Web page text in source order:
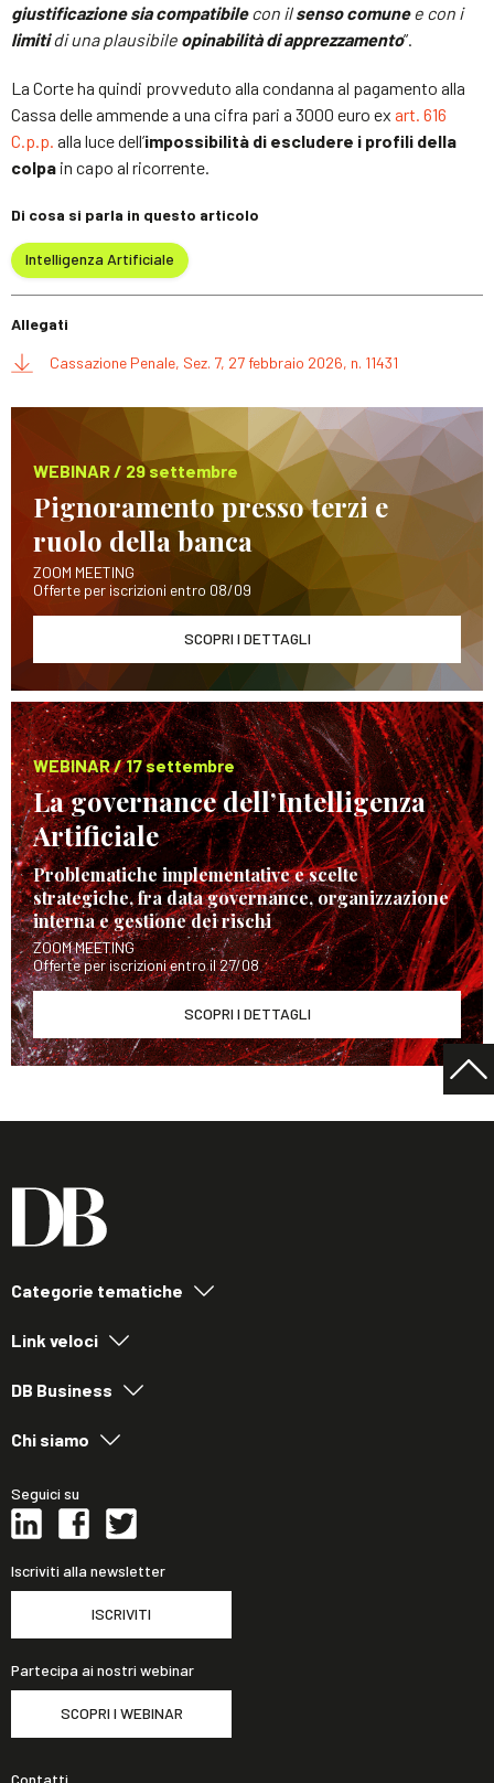
giustificazione sia compatibilecon ilsenso comunee con i
limitidi una plausibile opinabilità di apprezzamento”.
La Corte ha quindi provveduto alla condanna al pagamento alla
Cassa delle ammende a una cifra pari a 3000 euro ex art. 616
C.p.p. alla luce dell’impossibilità di escludere i profili della
colpa in capo al ricorrente.
Di cosa si parla in questo articolo
Intelligenza Artificiale
Allegati
Cassazione Penale, Sez. 7, 27 febbraio 2026, n. 11431
WEBINAR / 29 settembre
Pignoramento presso terzi e
ruolo della banca
ZOOM MEETING
Offerte per iscrizioni entro 08/09
SCOPRI I DETTAGLI
WEBINAR / 17 settembre
La governance dell’Intelligenza
Artificiale
Problematiche implementative e scelte
strategiche, fra data governance, organizzazione
interna e gestione dei rischi
ZOOM MEETING
Offerte per iscrizioni entro il 27/08
SCOPRI I DETTAGLI
Categorie tematiche
Link veloci
DB Business
Chi siamo
Seguici su
Iscriviti alla newsletter
ISCRIVITI
Partecipa ai nostri webinar
SCOPRI I WEBINAR
Contatti